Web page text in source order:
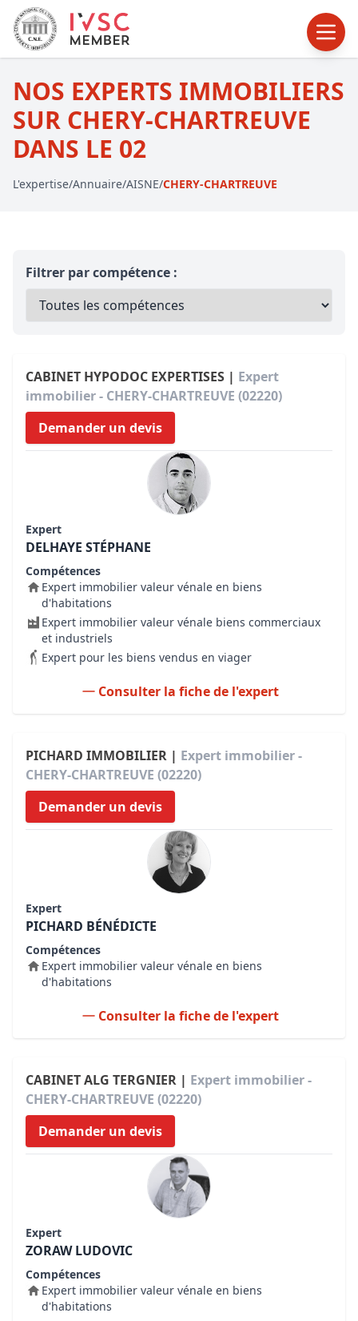
NOS EXPERTS IMMOBILIERS
SUR CHERY-CHARTREUVE
DANS LE 02
L'expertise/Annuaire/AISNE/CHERY-CHARTREUVE
Filtrer par compétence :
CABINET HYPODOC EXPERTISES | Expert
immobilier - CHERY-CHARTREUVE (02220)
Demander un devis
Expert
DELHAYE STÉPHANE
Compétences
Expert immobilier valeur vénale en biens
d'habitations
Expert immobilier valeur vénale biens commerciaux
et industriels
Expert pour les biens vendus en viager
Consulter la fiche de l'expert
PICHARD IMMOBILIER | Expert immobilier -
CHERY-CHARTREUVE (02220)
Demander un devis
Expert
PICHARD BÉNÉDICTE
Compétences
Expert immobilier valeur vénale en biens
d'habitations
Consulter la fiche de l'expert
CABINET ALG TERGNIER | Expert immobilier -
CHERY-CHARTREUVE (02220)
Demander un devis
Expert
ZORAW LUDOVIC
Compétences
Expert immobilier valeur vénale en biens
d'habitations